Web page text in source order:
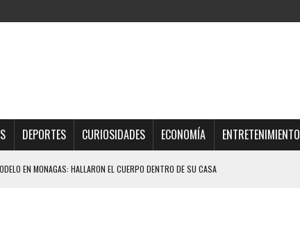
DEPORTES CURIOSIDADES ECONOMÍA ENTRETENIMIENTO
EN MONAGAS: HALLARON EL CUERPO DENTRO DE SU CASA
ADOLESCENTE VENEZOLANA EN REUNIÓN CON AMIGOS
DESENCADENÓ TRAGEDIA FAMILIAR